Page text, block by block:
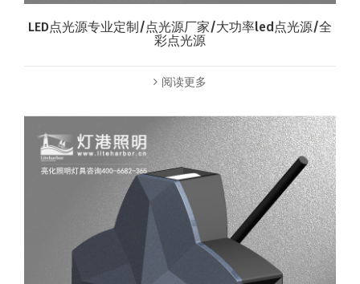
LED点光源专业定制/点光源厂家/大功率led点光源/全
彩点光源
阅读更多